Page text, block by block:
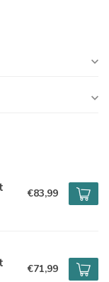
€83,99
€71,99